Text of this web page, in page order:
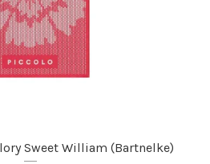
Sweet William (Bartnelke)